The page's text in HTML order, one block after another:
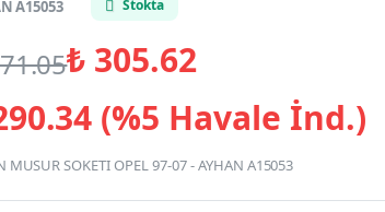
A15053 Stokta
₺ 305.62
(%5 Havale İnd.)
MUSUR SOKETI OPEL 97-07 - AYHAN A15053